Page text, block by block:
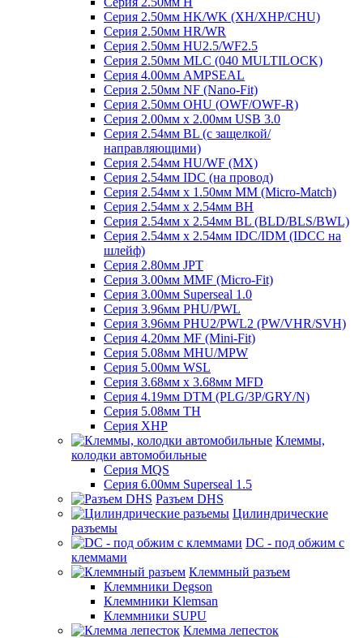
Серия 2.50мм HK/WK (XH/XHP/CHU)
Серия 2.50мм HR/WR
Серия 2.50мм HU2.5/WF2.5
Серия 2.50мм MLC (040 MULTILOCK)
Серия 4.00мм AMPSEAL
Серия 2.50мм NF (Nano-Fit)
Серия 2.50мм OHU (OWF/OWF-R)
Серия 2.00мм x 2.00мм USB 3.0
Серия 2.54мм BL (с защелкой/
направляющими)
Серия 2.54мм HU/WF (MX)
Серия 2.54мм IDC (на провод)
Серия 2.54мм х 1.50мм MM (Micro-Match)
Серия 2.54мм х 2.54мм BH
Серия 2.54мм х 2.54мм BL (BLD/BLS/BWL)
Серия 2.54мм х 2.54мм IDC/IDM (IDCC на
шлейф)
Серия 2.80мм JPT
Серия 3.00мм MMF (Micro-Fit)
Серия 3.00мм Superseal 1.0
Серия 3.96мм PHU/PWL
Серия 3.96мм PHU2/PWL2 (PW/VHR/SVH)
Серия 4.20мм MF (Mini-Fit)
Серия 5.08мм MHU/MPW
Серия 5.00мм WSL
Серия 3.68мм х 3.68мм MFD
Серия 4.19мм DTM (PLG/3P/GRY/N)
Серия 5.08мм TH
Серия XHP
Клеммы,
колодки автомобильные
Серия MQS
Серия 6.00мм Superseal 1.5
Разъем DHS
Цилиндрические
разъемы
DC - под обжим с
клеммами
Клеммный разъем
Клеммники Degson
Клеммники Klemsan
Клеммники SUPU
Клемма лепесток